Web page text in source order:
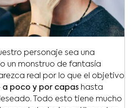
personaje sea una
un monstruo de fantasía
real por lo que el objetivo
poco y por capashasta
Todo esto tiene mucho